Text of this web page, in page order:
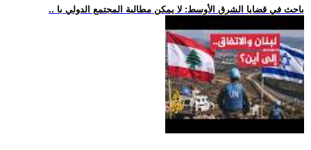
.. باحث في قضايا الشرق الأوسط: لا يمكن مطالبة المجتمع الدولي با